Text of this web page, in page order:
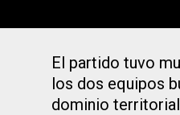
El partido tuvo
los dos equipos
dominio